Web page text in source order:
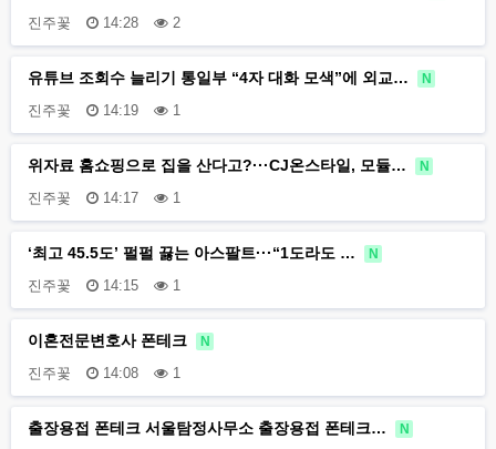
진주꽃 14:28 2
유튜브 조회수 늘리기 통일부 “4자 대화 모색”에 외교… N
진주꽃 14:19 1
위자료 홈쇼핑으로 집을 산다고?···CJ온스타일, 모듈… N
진주꽃 14:17 1
‘최고 45.5도’ 펄펄 끓는 아스팔트···“1도라도 … N
진주꽃 14:15 1
이혼전문변호사 폰테크 N
진주꽃 14:08 1
출장용접 폰테크 서울탐정사무소 출장용접 폰테크… N